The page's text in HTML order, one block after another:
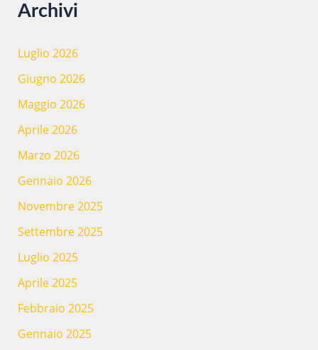
Archivi
Luglio 2026
Giugno 2026
Maggio 2026
Aprile 2026
Marzo 2026
Gennaio 2026
Novembre 2025
Settembre 2025
Luglio 2025
Aprile 2025
Febbraio 2025
Gennaio 2025